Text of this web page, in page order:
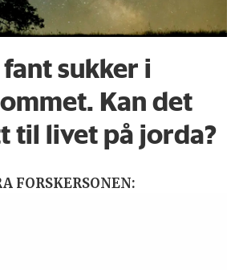
sukker i
Kan det
til livet på jorda?
FORSKERSONEN: